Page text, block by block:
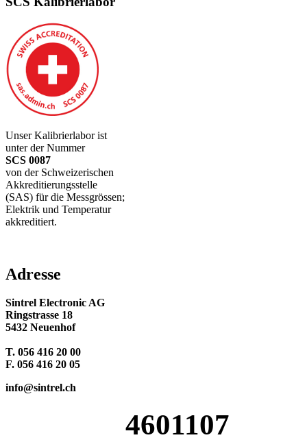
Unser Kalibrierlabor ist
unter der Nummer
SCS 0087
von der Schweizerischen
Akkreditierungsstelle
(SAS) für die Messgrössen;
Elektrik und Temperatur
akkreditiert.
Adresse
Sintrel Electronic AG
Ringstrasse 18
5432 Neuenhof
T. 056 416 20 00
F. 056 416 20 05
info@sintrel.ch
4601107